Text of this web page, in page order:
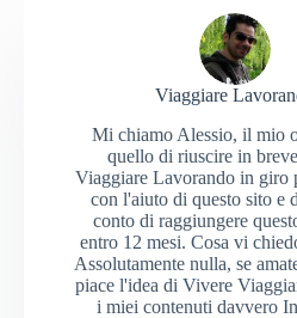
Viaggiare
Mi chiamo Alessio, il mio
quello di riuscire in
Viaggiare Lavorando in giro
con l'aiuto di questo sito e
conto di raggiungere
entro 12 mesi. Cosa vi
Assolutamente nulla, se
piace l'idea di Vivere
i miei contenuti davvero